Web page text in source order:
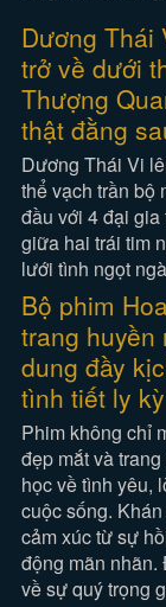
Dương Thái
trở về dưới
Thượng
thật đằng
Dương Thái Vi
thể vạch trần bộ
đầu với 4 đại
giữa hai trái tim
lưới tình ngọt
Bộ phim
trang huyền
dung đầy
tình tiết ly
Phim không chỉ
đẹp mắt và
học về tình yêu,
cuộc sống.
cảm xúc từ sự
động mãn
về sự quý trọng